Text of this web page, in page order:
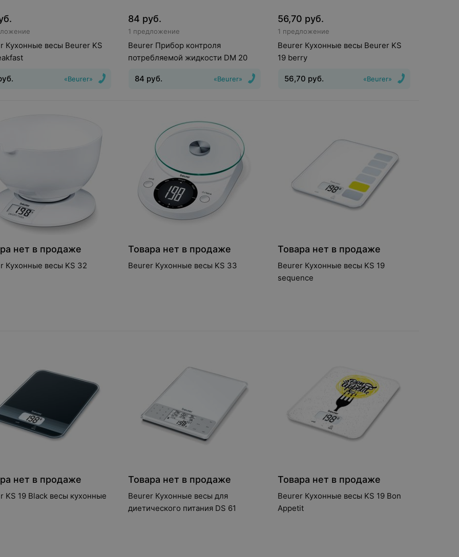
Кухонные весы Beurer KS
«Beurer»
84 руб.
1 предложение
Beurer Прибор контроля
потребляемой жидкости DM 20
«Beurer»
84 руб.
56,70 руб.
1 предложение
Beurer Кухонные весы Beurer KS
19 berry
«Beurer»
56,70 руб.
нет в продаже
Кухонные весы KS 32
Товара нет в продаже
Beurer Кухонные весы KS 33
Товара нет в продаже
Beurer Кухонные весы KS 19
sequence
нет в продаже
KS 19 Black весы кухонные
Товара нет в продаже
Beurer Кухонные весы для
диетического питания DS 61
Товара нет в продаже
Beurer Кухонные весы KS 19 Bon
Appetit